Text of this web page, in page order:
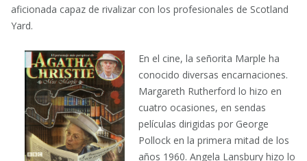
aficionada capaz de rivalizar con los profesionales de Scotland
Yard.
En el cine, la señorita Marple ha
conocido diversas encarnaciones.
Margareth Rutherford lo hizo en
cuatro ocasiones, en sendas
películas dirigidas por George
Pollock en la primera mitad de los
años 1960. Angela Lansbury hizo lo